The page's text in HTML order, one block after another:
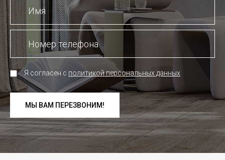
Я согласен сполитикой персональных данных
МЫ ВАМ ПЕРЕЗВОНИМ!